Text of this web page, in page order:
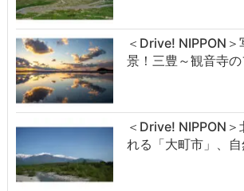
＜Drive! NIPPON
景！三豊～観音寺
＜Drive! NIPPON
れる「大町市」、